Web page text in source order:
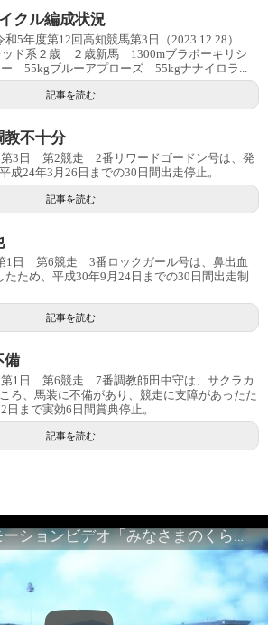
クル編成状況
5年度第12回高知競馬第3日（2023.12.28）
ド系２歳 ２歳新馬 1300mブラボーキリシ
55kgブルーアプローズ 55kgナナイロラ...
記事を読む
不十分
3日 第2競走 2番リワードゴードン号は、発
成24年3月26日までの30日間出走停止。
記事を読む
日 第6競走 3番ロックガール号は、鼻出血
たため、平成30年9月24日までの30日間出走制
記事を読む
備
1日 第6競走 7番調教師田中守は、サクラカ
ろ、馬装に不備があり、競走に支障があったた
まで実効6日間賞典停止。
記事を読む
地方競馬プロモーションビデオ「みなさまのくらしのために」30秒篇｜NAR公式